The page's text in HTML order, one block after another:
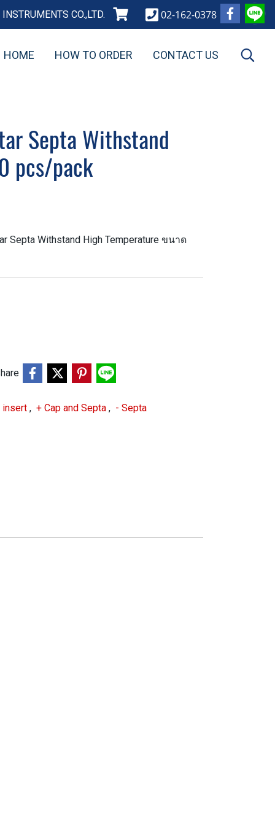
CO.,LTD. 02-162-0378
HOME HOW TO ORDER CONTACT US
Septa Withstand
pcs/pack
Septa Withstand High Temperature ขนาด
insert , + Cap and Septa , - Septa